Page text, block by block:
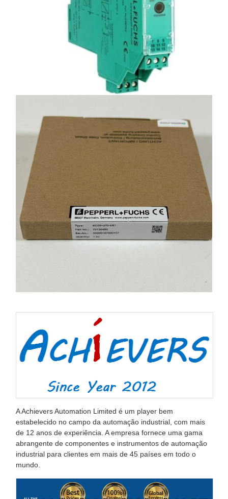
A Achievers Automation Limited é um player bem
estabelecido no campo da automação industrial, com mais
de 12 anos de experiência. A empresa fornece uma gama
abrangente de componentes e instrumentos de automação
industrial para clientes em mais de 45 países em todo o
mundo.